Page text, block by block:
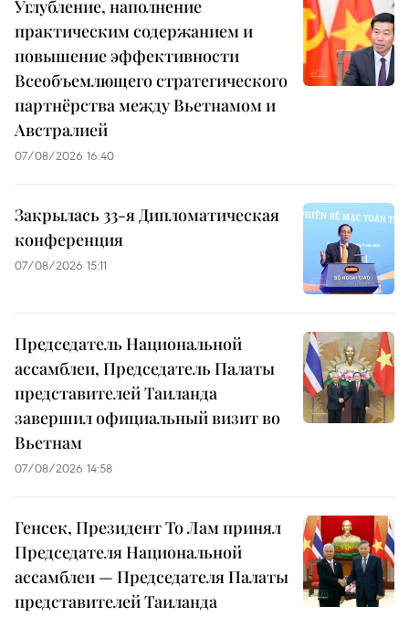
Углубление, наполнение
практическим содержанием и
повышение эффективности
Всеобъемлющего стратегического
партнёрства между Вьетнамом и
Австралией
07/08/2026 16:40
Закрылась 33-я Дипломатическая
конференция
07/08/2026 15:11
Председатель Национальной
ассамблеи, Председатель Палаты
представителей Таиланда
завершил официальный визит во
Вьетнам
07/08/2026 14:58
Генсек, Президент То Лам принял
Председателя Национальной
ассамблеи — Председателя Палаты
представителей Таиланда